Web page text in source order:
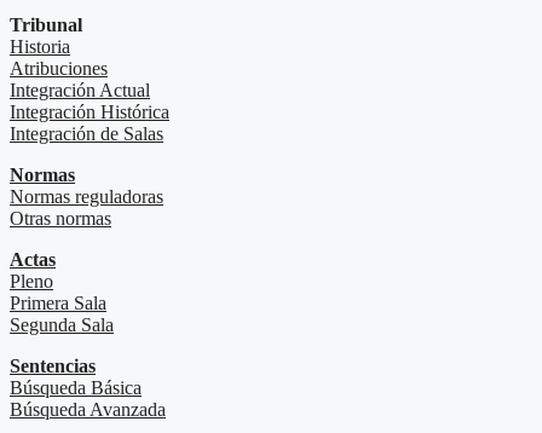
Tribunal
Historia
Atribuciones
Integración Actual
Integración Histórica
Integración de Salas
Normas
Normas reguladoras
Otras normas
Actas
Pleno
Primera Sala
Segunda Sala
Sentencias
Búsqueda Básica
Búsqueda Avanzada